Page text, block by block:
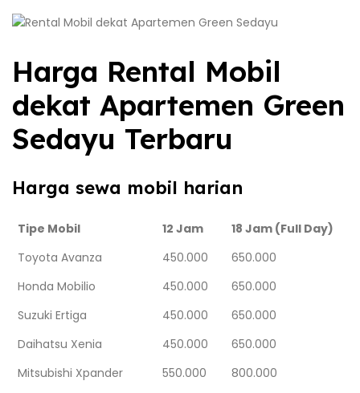
Harga Rental Mobil
dekat Apartemen Green
Sedayu Terbaru
Harga sewa mobil harian
Tipe Mobil 12 Jam
18 Jam (Full Day)
Toyota Avanza
450.000
650.000
Honda Mobilio
450.000
650.000
Suzuki Ertiga
450.000
650.000
Daihatsu Xenia
450.000
650.000
Mitsubishi Xpander
550.000
800.000